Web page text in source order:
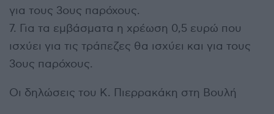
για τους 3ους παρόχους.
7. Για τα εμβάσματα η χρέωση 0,5 ευρώ που
ισχύει για τις τράπεζες θα ισχύει και για τους
3ους παρόχους.
Οι δηλώσεις του Κ. Πιερρακάκη στη Βουλή